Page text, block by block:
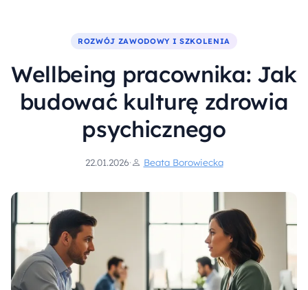
ROZWÓJ ZAWODOWY I SZKOLENIA
Wellbeing pracownika: Jak
budować kulturę zdrowia
psychicznego
22.01.2026· Beata Borowiecka